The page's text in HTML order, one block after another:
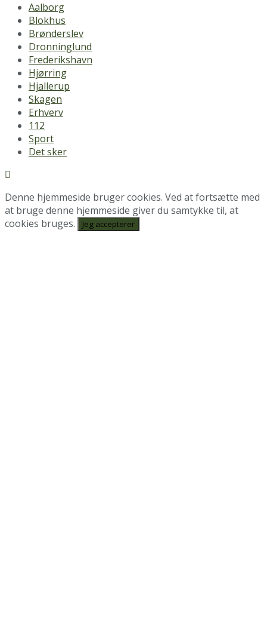
Aalborg
Blokhus
Brønderslev
Dronninglund
Frederikshavn
Hjørring
Hjallerup
Skagen
Erhverv
112
Sport
Det sker
Denne hjemmeside bruger cookies. Ved at fortsætte med
at bruge denne hjemmeside giver du samtykke til, at
cookies bruges.
Jeg accepterer